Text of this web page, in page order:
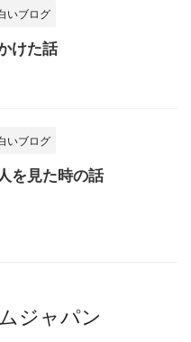
いブログ
けた話
いブログ
を見た時の話
ジャパン